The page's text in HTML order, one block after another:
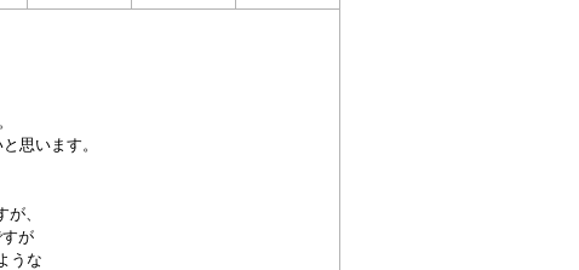
思います。
、
が
うな